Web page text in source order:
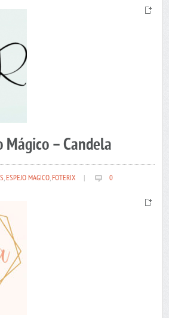
Mágico – Candela
,ESPEJO MAGICO,FOTERIX 0